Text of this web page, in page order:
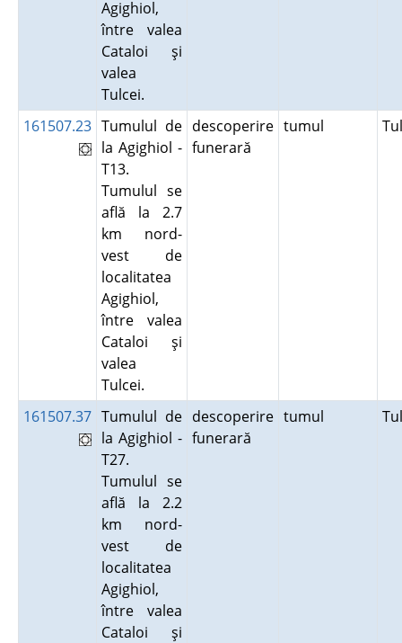
Agighiol,
între valea
Cataloi şi
valea
Tulcei.
161507.23 Tumulul de
la Agighiol -
T13.
Tumulul se
află la 2.7
km nord-
vest de
localitatea
Agighiol,
între valea
Cataloi şi
valea
Tulcei.
descoperire
funerară
tumul
161507.37 Tumulul de
la Agighiol -
T27.
Tumulul se
află la 2.2
km nord-
vest de
localitatea
Agighiol,
între valea
Cataloi şi
descoperire
funerară
tumul